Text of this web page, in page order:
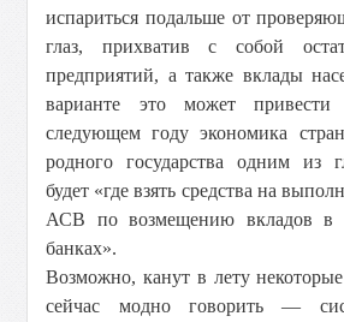
испариться подальше от
глаз, прихватив с собой
предприятий, а также вклады
варианте это может
следующем году экономика
родного государства одним из
будет «где взять средства на
АСВ по возмещению вкладов в
банках».
Возможно, канут в лету
сейчас модно говорить —